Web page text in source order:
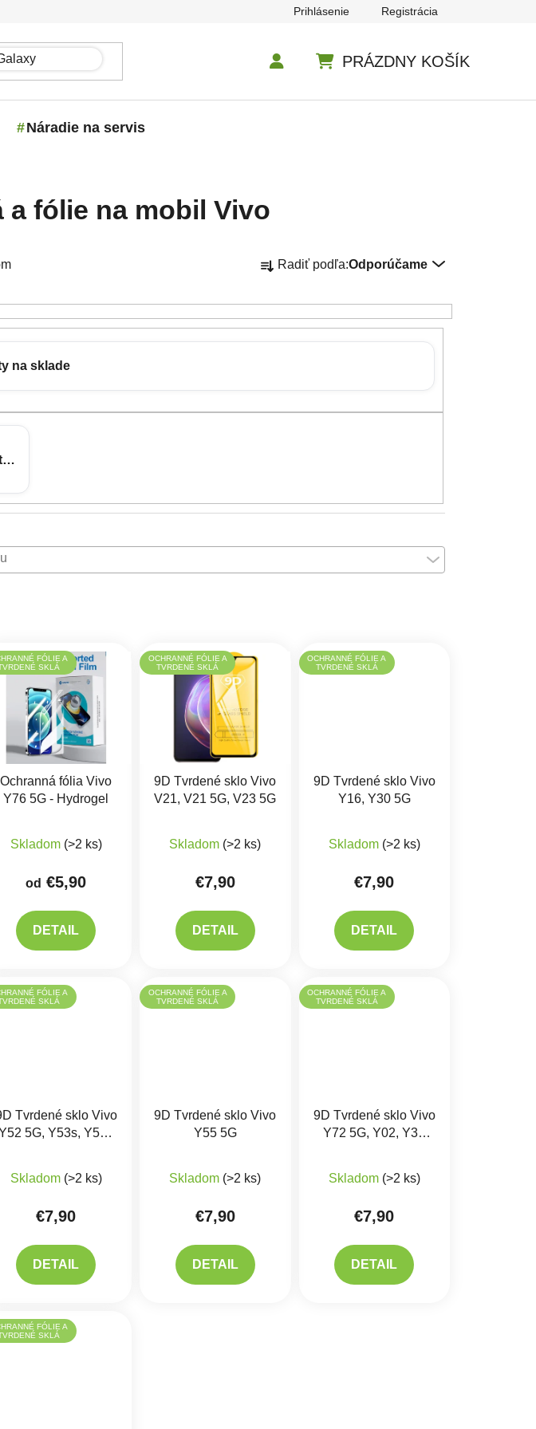
Prihlásenie Registrácia
PRÁZDNY KOŠÍK
Náradie na servis
a fólie na mobil Vivo
Radiť podľa:Odporúčame
na sklade
sklá
FÓLIE A
SKLÁ
Ochranná fólia Vivo
Y76 5G - Hydrogel
Skladom (>2 ks)
od €5,90
DETAIL
OCHRANNÉ FÓLIE A
TVRDENÉ SKLÁ
9D Tvrdené sklo Vivo
V21, V21 5G, V23 5G
Skladom (>2 ks)
€7,90
DETAIL
OCHRANNÉ FÓLIE A
TVRDENÉ SKLÁ
9D Tvrdené sklo Vivo
Y16, Y30 5G
Skladom (>2 ks)
€7,90
DETAIL
FÓLIE A
SKLÁ
Tvrdené sklo Vivo
5G, Y53s, Y55s
Skladom (>2 ks)
€7,90
DETAIL
OCHRANNÉ FÓLIE A
TVRDENÉ SKLÁ
9D Tvrdené sklo Vivo
Y55 5G
Skladom (>2 ks)
€7,90
DETAIL
OCHRANNÉ FÓLIE A
TVRDENÉ SKLÁ
9D Tvrdené sklo Vivo
Y72 5G, Y02, Y35
Skladom (>2 ks)
€7,90
DETAIL
FÓLIE A
SKLÁ